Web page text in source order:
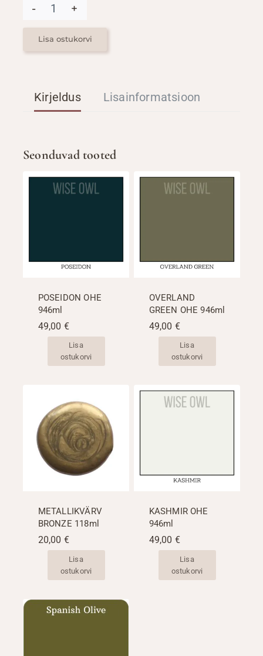
BONE
473ml
kogus
Lisa ostukorvi
Kirjeldus Lisainformatsioon
Seonduvad tooted
POSEIDON OHE
946ml
49,00 €
Lisa
ostukorvi
OVERLAND
GREEN OHE 946ml
49,00 €
Lisa
ostukorvi
METALLIKVÄRV
BRONZE 118ml
20,00 €
Lisa
ostukorvi
KASHMIR OHE
946ml
49,00 €
Lisa
ostukorvi